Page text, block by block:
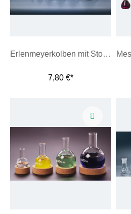
Erlenmeyerkolben mit Stopfenbett
7,80 €*